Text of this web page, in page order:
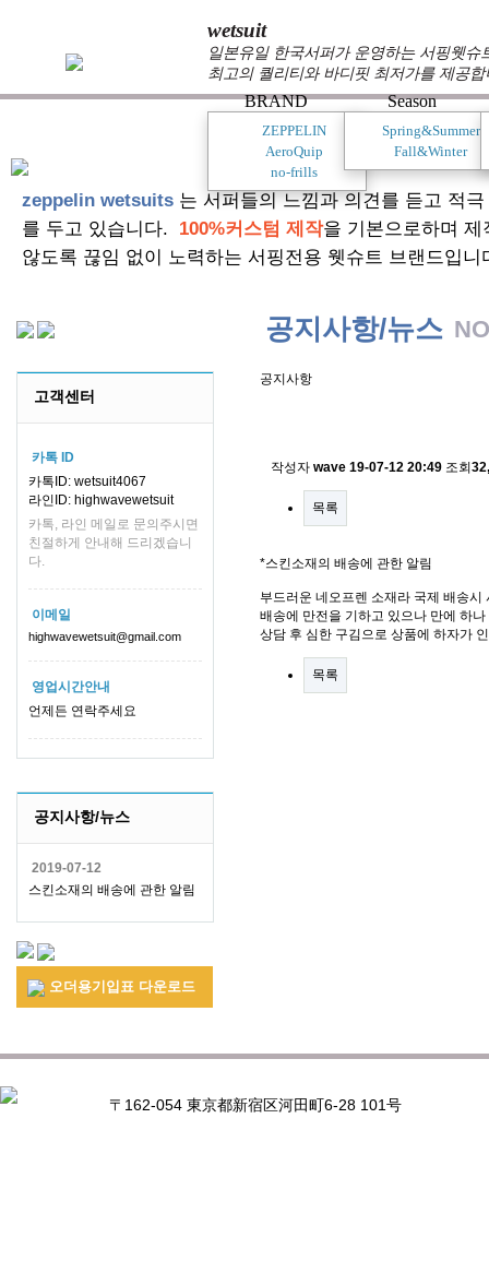
wetsuit
일본유일 한국서퍼가 운영하는 서핑웻
최고의 퀄리티와 바디핏 최저가를 제공합
BRAND
ZEPPELIN
AeroQuip
no-frills
Season
Spring&Summer
Fall&Winter
zeppelin wetsuits 는 서퍼들의 느낌과 의견를 듣고 적
를 두고 있습니다. 100%커스텀 제작을 기본으로하며
않도록 끊임 없이 노력하는 서핑전용 웻슈트 브랜드입니
고객센터
카톡 ID
카톡ID: wetsuit4067
라인ID: highwavewetsuit
카톡, 라인 메일로 문의주시면
친절하게 안내해 드리겠습니
다.
이메일
highwavewetsuit@gmail.com
영업시간안내
언제든 연락주세요
공지사항/뉴스
2019-07-12
스킨소재의 배송에 관한 알림
오더용기입표 다운로드
공지사항/뉴스
공지사항
작성자 wave 19-07-12 20:49 조회
목록
*스킨소재의 배송에 관한 알림
부드러운 네오프렌 소재라 국제 배송
배송에 만전을 기하고 있으나 만에 하
상담 후 심한 구김으로 상품에 하자가
목록
〒162-054 東京都新宿区河田町6-28 101号